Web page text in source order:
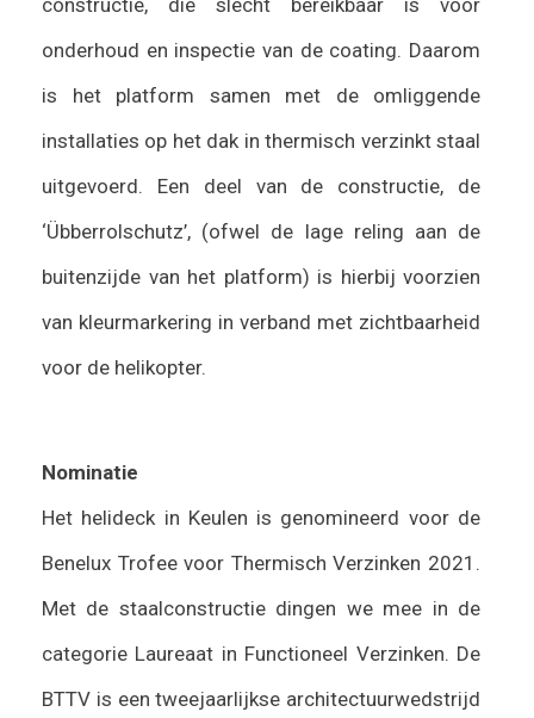
onderhoud en inspectie van de coating. Daarom
is het platform samen met de omliggende
installaties op het dak in thermisch verzinkt staal
uitgevoerd. Een deel van de constructie, de
‘Übberrolschutz’, (ofwel de lage reling aan de
buitenzijde van het platform) is hierbij voorzien
van kleurmarkering in verband met zichtbaarheid
voor de helikopter.
Nominatie
Het helideck in Keulen is genomineerd voor de
Benelux Trofee voor Thermisch Verzinken 2021.
Met de staalconstructie dingen we mee in de
categorie Laureaat in Functioneel Verzinken. De
BTTV is een tweejaarlijkse architectuurwedstrijd